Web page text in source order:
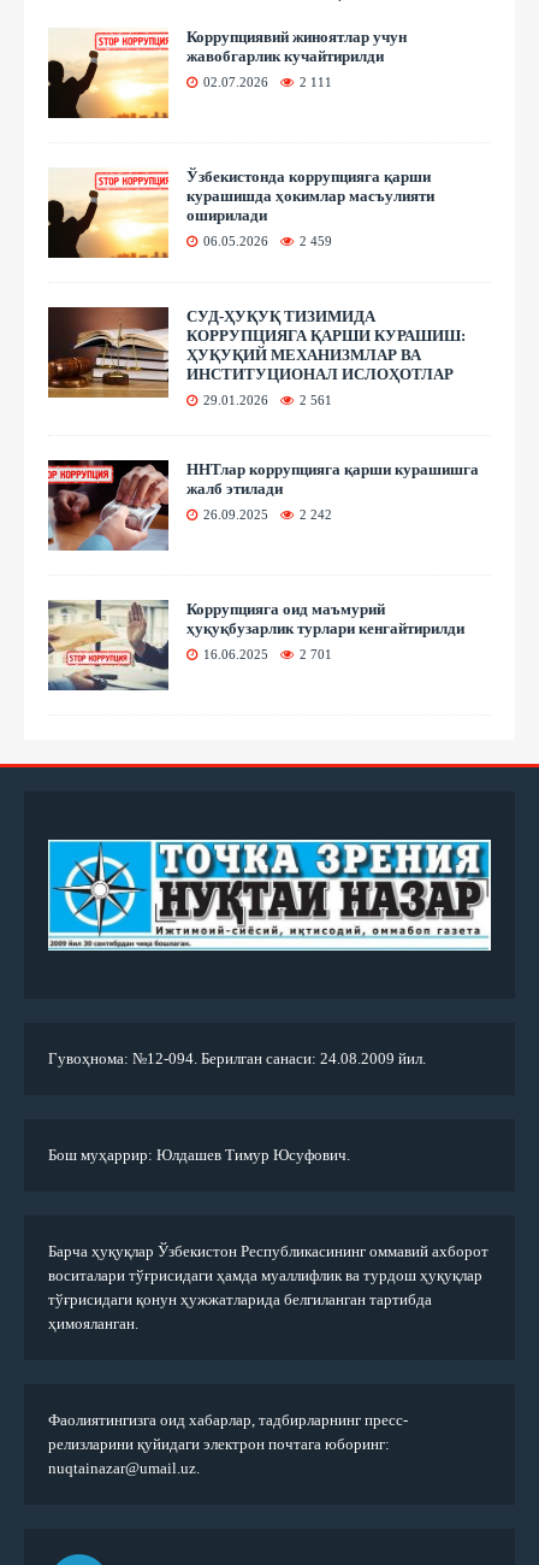
Коррупциявий жиноятлар учун
жавобгарлик кучайтирилди
02.07.2026 2 111
Ўзбекистонда коррупцияга қарши
курашишда ҳокимлар масъулияти
оширилади
06.05.2026 2 459
СУД-ҲУҚУҚ ТИЗИМИДА
КОРРУПЦИЯГА ҚАРШИ КУРАШИШ:
ҲУҚУҚИЙ МЕХАНИЗМЛАР ВА
ИНСТИТУЦИОНАЛ ИСЛОҲОТЛАР
29.01.2026 2 561
ННТлар коррупцияга қарши курашишга
жалб этилади
26.09.2025 2 242
Коррупцияга оид маъмурий
ҳуқуқбузарлик турлари кенгайтирилди
16.06.2025 2 701
Гувоҳнома: №12-094. Берилган санаси: 24.08.2009 йил.
Бош муҳаррир: Юлдашев Тимур Юсуфович.
Барча ҳуқуқлар Ўзбекистон Республикасининг оммавий ахборот
воситалари тўғрисидаги ҳамда муаллифлик ва турдош ҳуқуқлар
тўғрисидаги қонун ҳужжатларида белгиланган тартибда
ҳимояланган.
Фаолиятингизга оид хабарлар, тадбирларнинг пресс-
релизларини қуйидаги электрон почтага юборинг:
nuqtainazar@umail.uz.